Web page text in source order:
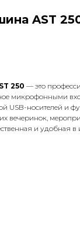
AST
250 — это
микрофонными
USB-носителей и
вечеринок,
и удобная в